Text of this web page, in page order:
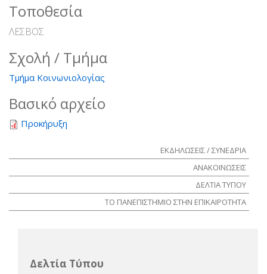
Τοποθεσία
ΛΕΣΒΟΣ
Σχολή / Τμήμα
Τμήμα Κοινωνιολογίας
Βασικό αρχείο
Προκήρυξη
ΕΚΔΗΛΩΣΕΙΣ / ΣΥΝΕΔΡΙΑ
ΑΝΑΚΟΙΝΩΣΕΙΣ
ΔΕΛΤΙΑ ΤΥΠΟΥ
ΤΟ ΠΑΝΕΠΙΣΤΗΜΙΟ ΣΤΗΝ ΕΠΙΚΑΙΡΟΤΗΤΑ
Δελτία Τύπου